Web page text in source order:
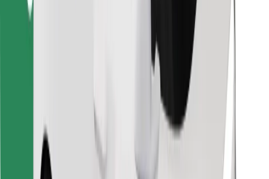
Instalar app da Bolt Food